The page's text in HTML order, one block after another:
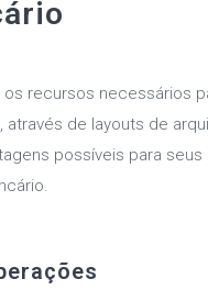
recursos necessários
de layouts de
possíveis para